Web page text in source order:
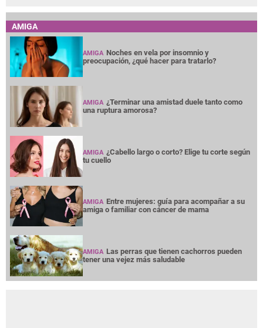
AMIGA
AMIGA Noches en vela por insomnio y
preocupación, ¿qué hacer para tratarlo?
AMIGA ¿Terminar una amistad duele tanto como
una ruptura amorosa?
AMIGA ¿Cabello largo o corto? Elige tu corte según
tu cuello
AMIGA Entre mujeres: guía para acompañar a su
amiga o familiar con cáncer de mama
AMIGA Las perras que tienen cachorros pueden
tener una vejez más saludable